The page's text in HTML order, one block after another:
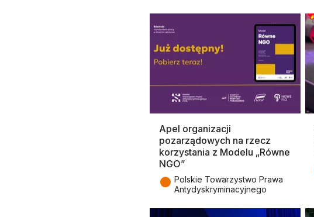
Apel organizacji
pozarządowych na rzecz
korzystania z Modelu „Równe
NGO”
● Polskie Towarzystwo Prawa
Antydyskryminacyjnego